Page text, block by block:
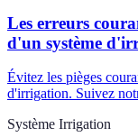
Les erreurs
d'un système
Évitez les pièges
d'irrigation. Suivez
Système Irrigation